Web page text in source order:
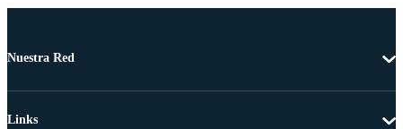
Nuestra Red
Links